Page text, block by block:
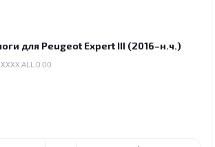
для Peugeot Expert III (2016–н.ч.)